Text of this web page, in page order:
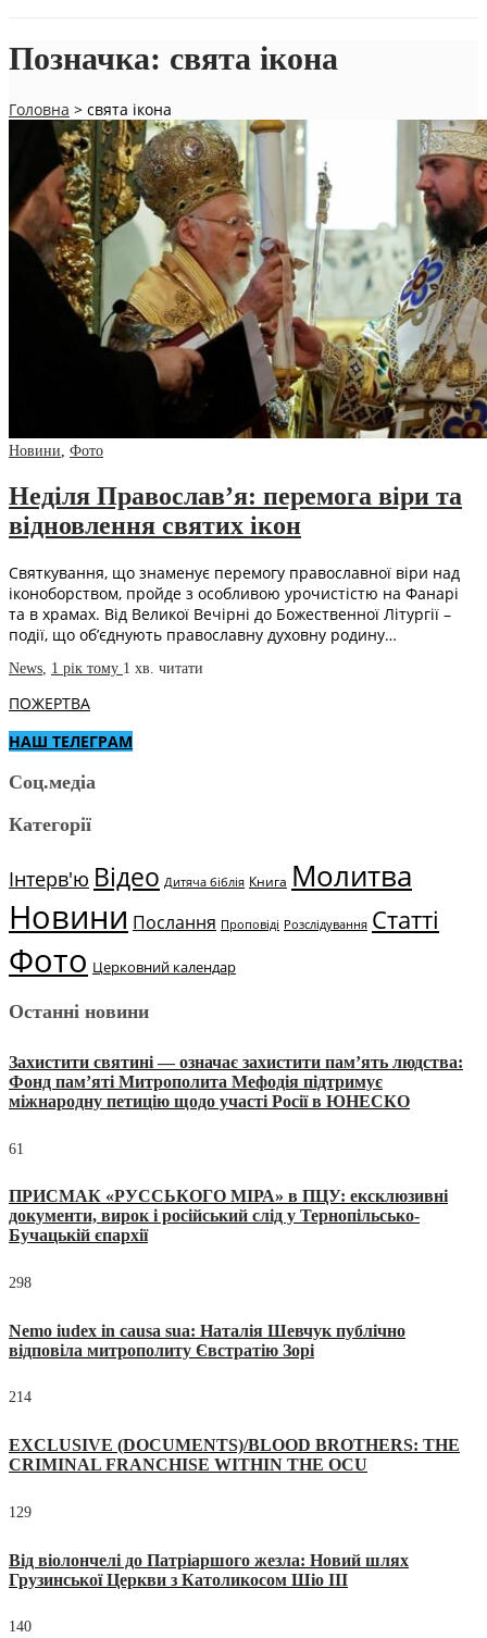
Позначка: свята ікона
Головна > свята ікона
Новини, Фото
Неділя Православ’я: перемога віри та
відновлення святих ікон
Святкування, що знаменує перемогу православної віри над
іконоборством, пройде з особливою урочистістю на Фанарі
та в храмах. Від Великої Вечірні до Божественної Літургії –
події, що об’єднують православну духовну родину…
News, 1 рік тому 1 хв. читати
ПОЖЕРТВА
НАШ ТЕЛЕГРАМ
Соц.медіа
Категорії
Інтерв'ю Відео Дитяча біблія Книга Молитва
Новини Послання Проповіді Розслідування Статті
Фото Церковний календар
Останні новини
Захистити святині — означає захистити пам’ять людства:
Фонд пам’яті Митрополита Мефодія підтримує
міжнародну петицію щодо участі Росії в ЮНЕСКО
61
ПРИСМАК «РУССЬКОГО МІРА» в ПЦУ: ексклюзивні
документи, вирок і російський слід у Тернопільсько-
Бучацькій єпархії
298
Nemo iudex in causa sua: Наталія Шевчук публічно
відповіла митрополиту Євстратію Зорі
214
EXCLUSIVE (DOCUMENTS)/BLOOD BROTHERS: THE
CRIMINAL FRANCHISE WITHIN THE OCU
129
Від віолончелі до Патріаршого жезла: Новий шлях
Грузинської Церкви з Католикосом Шіо III
140